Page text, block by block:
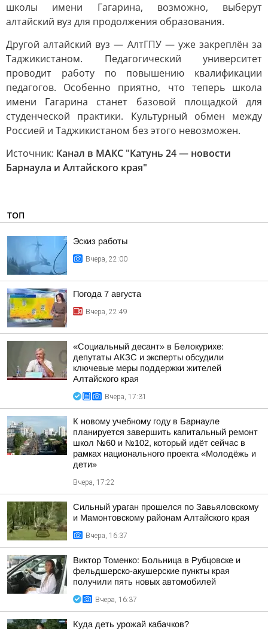
школы имени Гагарина, возможно, выберут
алтайский вуз для продолжения образования.
Другой алтайский вуз — АлтГПУ — уже закреплён за
Таджикистаном. Педагогический университет
проводит работу по повышению квалификации
педагогов. Особенно приятно, что теперь школа
имени Гагарина станет базовой площадкой для
студенческой практики. Культурный обмен между
Россией и Таджикистаном без этого невозможен.
Источник: Канал в МАКС "Катунь 24 — новости
Барнаула и Алтайского края"
ТОП
Эскиз работы
Вчера, 22:00
Погода 7 августа
Вчера, 22:49
«Социальный десант» в Белокурихе:
депутаты АКЗС и эксперты обсудили
ключевые меры поддержки жителей
Алтайского края
Вчера, 17:31
К новому учебному году в Барнауле
планируется завершить капитальный ремонт
школ №60 и №102, который идёт сейчас в
рамках национального проекта «Молодёжь и
дети»
Вчера, 17:22
Сильный ураган прошелся по Завьяловскому
и Мамонтовскому районам Алтайского края
Вчера, 16:37
Виктор Томенко: Больница в Рубцовске и
фельдшерско-акушерские пункты края
получили пять новых автомобилей
Вчера, 16:37
Куда деть урожай кабачков?